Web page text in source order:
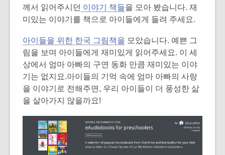
께서 읽어주시던 이야기 책들을 모아 봤습니다. 재
미있는 이야기를 책으로 아이들에게 들려 주세요.
아이들을 위한 한국 그림책을 모았습니다. 예쁜 그
림을 보며 아이들에게 재미있게 읽어주세요. 이 세
상에서 엄마 아빠의 구연 동화 만큼 재미있는 이야
기는 없지요.아이들의 기억 속에 엄마 아빠의 사랑
을 이야기로 전해주면, 우리 아이들이 더 풍성한 삶
을 살아가지 않을까요!